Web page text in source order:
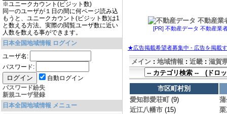
※ユニークカウント(ビジット数)
同一のユーザが１日の間に何ページ読み込
もうと、ユニークカウント(ビジット数)は1
と数える方法。実際の閲覧ユーザ数に近い
人数を数える事ができます。
日本全国地域情報 ログイン
ユーザ名:
パスワード:
自動ログイン
パスワード紛失
新規ユーザ登録
日本全国地域情報 メニュー
[PR] 不動産データ 不動産業
★広告掲載希望者募集中 - 広告を掲載
メイン : 地域情報 : 近畿 : 滋賀
市区町村別
愛知郡愛荘町 (9)
近江八幡市 (15)